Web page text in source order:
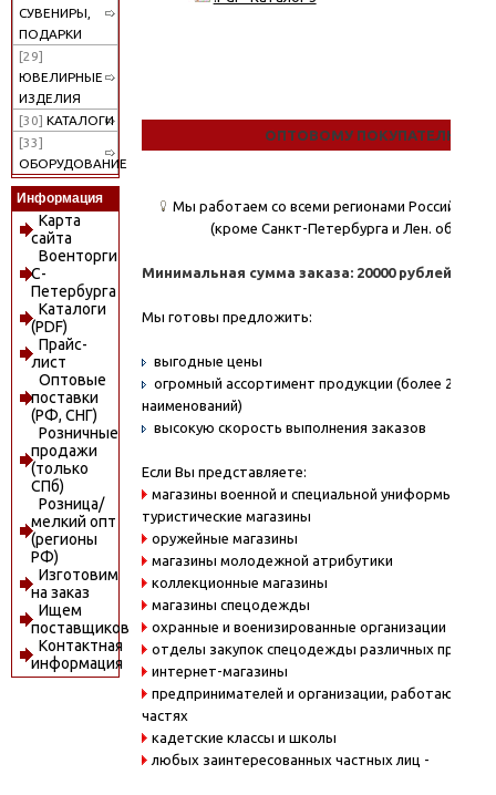
СУВЕНИРЫ,
ПОДАРКИ
[29]
ЮВЕЛИРНЫЕ
ИЗДЕЛИЯ
[30] КАТАЛОГИ
[33]
ОБОРУДОВАНИЕ
Информация
Карта
сайта
Военторги
С-
Петербурга
Каталоги
(PDF)
Прайс-
лист
Оптовые
поставки
(РФ, СНГ)
Розничные
продажи
(только
СПб)
Розница/
мелкий опт
(регионы
РФ)
Изготовим
на заказ
Ищем
поставщиков
Контактная
информация
ОПТОВОМУ ПОКУПАТЕЛЮ
Мы работаем со всеми регионами Российской
(кроме Санкт-Петербурга и Лен.
Минимальная сумма заказа: 20000 рублей.
Мы готовы предложить:
выгодные цены
огромный ассортимент продукции (более 20000
наименований)
высокую скорость выполнения заказов
Если Вы представляете:
магазины военной и специальной униформы -
туристические магазины
оружейные магазины
магазины молодежной атрибутики
коллекционные магазины
магазины спецодежды
охранные и военизированные организации
отделы закупок спецодежды различных
интернет-магазины
предпринимателей и организации, работающие в
частях
кадетские классы и школы
любых заинтересованных частных лиц -